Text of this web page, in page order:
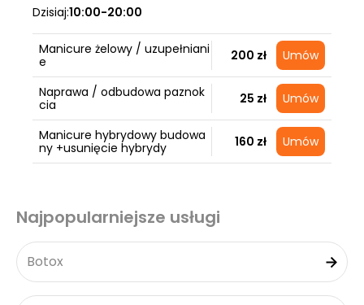
Dzisiaj:10:00-20:00
Manicure żelowy / uzupełniani
e
200 zł Umów
Naprawa / odbudowa paznok
cia
25 zł Umów
Manicure hybrydowy budowa
ny +usunięcie hybrydy
160 zł Umów
Najpopularniejsze usługi
Botox